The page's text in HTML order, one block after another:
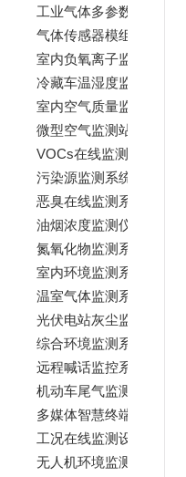
工业气体多参数监测仪
气体传感器模组
室内负氧离子监测仪
冷藏车温湿度监测系统
室内空气质量监测仪
微型空气监测站
VOCs在线监测仪
污染源监测系统
恶臭在线监测系统
油烟浓度监测仪
氮氧化物监测系统
室内环境监测系统
温室气体监测系统
光伏电站灰尘监测
综合环境监测系统
远程喊话监控系统
机动车尾气监测
多媒体智慧终端系统
工况在线监测设备
无人机环境监测仪